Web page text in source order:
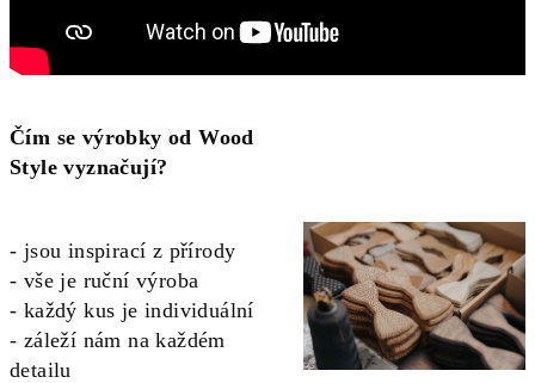
Čím se výrobky od Wood
Style vyznačují?
- jsou inspirací z přírody
- vše je ruční výroba
- každý kus je individuální
- záleží nám na každém
detailu